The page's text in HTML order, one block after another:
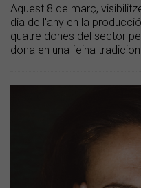
Aquest 8 de març,
dia de l'any en la
quatre dones del sector
dona en una feina